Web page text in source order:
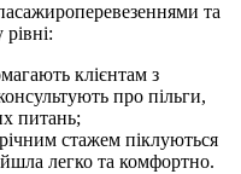
та
клієнтам з
про пільги,
питань;
стажем піклуються
легко та комфортно.